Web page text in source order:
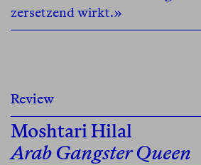
zersetzend wirkt.»
Review
Moshtari Hilal
Arab Gangster Queen